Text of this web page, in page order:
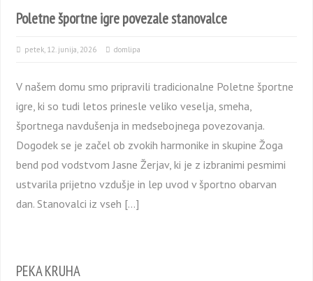
Poletne športne igre povezale stanovalce
petek, 12. junija, 2026 domlipa
V našem domu smo pripravili tradicionalne Poletne športne
igre, ki so tudi letos prinesle veliko veselja, smeha,
športnega navdušenja in medsebojnega povezovanja.
Dogodek se je začel ob zvokih harmonike in skupine Žoga
bend pod vodstvom Jasne Žerjav, ki je z izbranimi pesmimi
ustvarila prijetno vzdušje in lep uvod v športno obarvan
dan. Stanovalci iz vseh […]
PEKA KRUHA